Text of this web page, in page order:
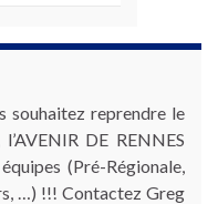
souhaitez reprendre le
DE RENNES
(Pré-Régionale,
…) !!! Contactez Greg